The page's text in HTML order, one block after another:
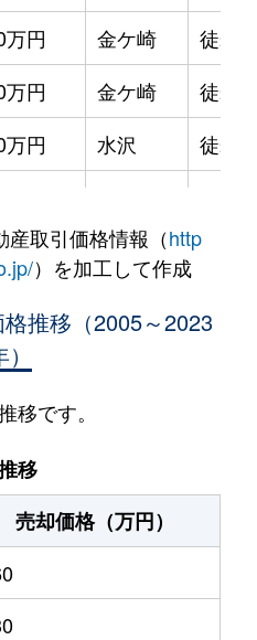
万円 金ケ崎
徒歩1
万円 金ケ崎
徒歩1
万円 水沢
徒歩1
万円 水沢
徒歩1
万円
万円
円
万円 水沢
円
万円
取引価格情報（http
）を加工して作成
推移（2005～2023
移です。
移
売却価格（万円）